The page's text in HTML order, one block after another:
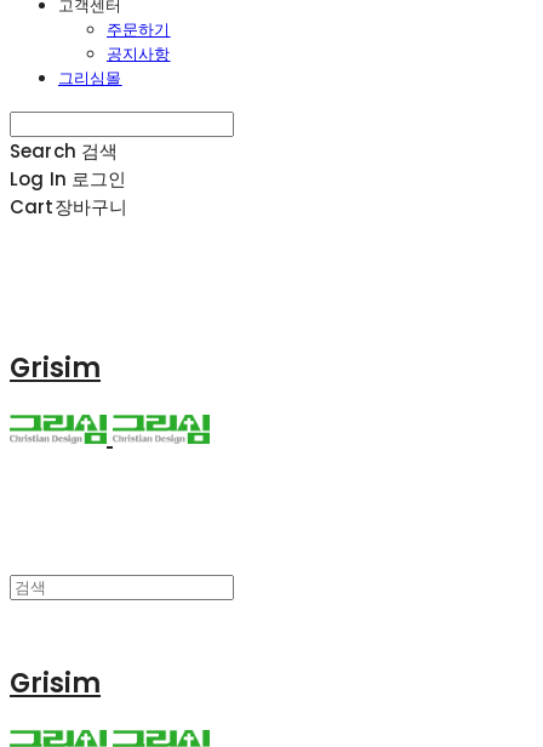
고객센터
주문하기
공지사항
그리심몰
Search 검색
Log In 로그인
Cart장바구니
Grisim
Grisim